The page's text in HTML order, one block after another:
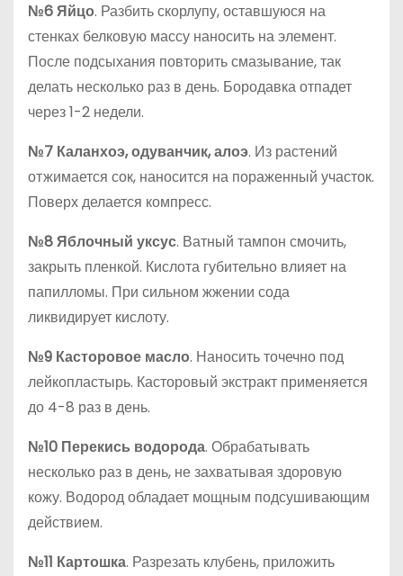
№6 Яйцо. Разбить скорлупу, оставшуюся на
стенках белковую массу наносить на элемент.
После подсыхания повторить смазывание, так
делать несколько раз в день. Бородавка отпадет
через 1-2 недели.
№7 Каланхоэ, одуванчик, алоэ. Из растений
отжимается сок, наносится на пораженный участок.
Поверх делается компресс.
№8 Яблочный уксус. Ватный тампон смочить,
закрыть пленкой. Кислота губительно влияет на
папилломы. При сильном жжении сода
ликвидирует кислоту.
№9 Касторовое масло. Наносить точечно под
лейкопластырь. Касторовый экстракт применяется
до 4-8 раз в день.
№10 Перекись водорода. Обрабатывать
несколько раз в день, не захватывая здоровую
кожу. Водород обладает мощным подсушивающим
действием.
№11 Картошка. Разрезать клубень, приложить